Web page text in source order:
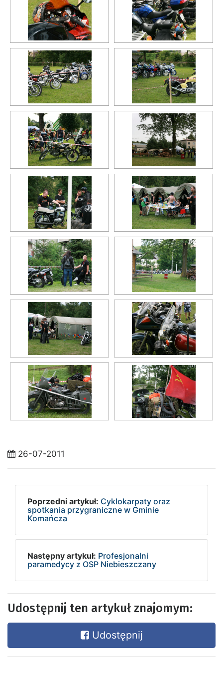
26-07-2011
Poprzedni artykuł: Cyklokarpaty oraz
spotkania przygraniczne w Gminie
Komańcza
Następny artykuł: Profesjonalni
paramedycy z OSP Niebieszczany
Udostępnij ten artykuł znajomym:
Udostępnij